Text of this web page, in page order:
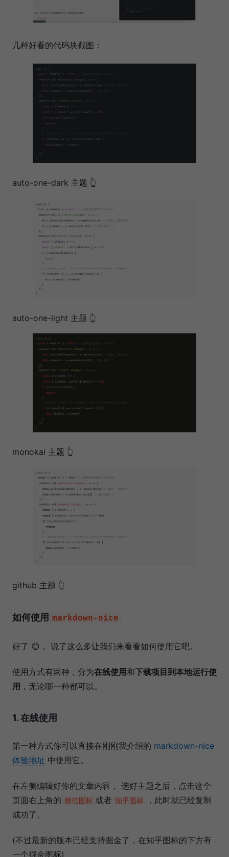
几种好看的代码块截图：
auto-one-dark 主题 👆
auto-one-light 主题 👆
monokai 主题 👆
github 主题 👆
如何使用 markdown-nice
好了 😊， 说了这么多让我们来看看如何使用它吧。
使用方式有两种，分为在线使用和下载项目到本地运行使
用 ，无论哪一种都可以。
1. 在线使用
第一种方式你可以直接在刚刚我介绍的 markdown-nice
体验地址 中使用它。
在左侧编辑好你的文章内容， 选好主题之后，点击这个
页面右上角的 微信图标 或者 知乎图标
，此时就已经复制
成功了。
(不过最新的版本已经支持掘金了，在知乎图标的下方有
一个掘金图标)